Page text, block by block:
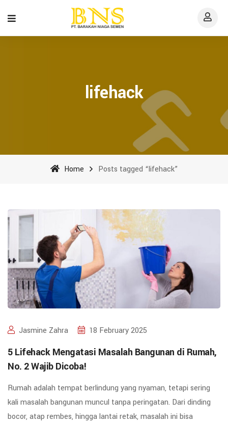
lifehack
Home Posts tagged “lifehack”
Jasmine Zahra 18 February 2025
5 Lifehack Mengatasi Masalah Bangunan di Rumah,
No. 2 Wajib Dicoba!
Rumah adalah tempat berlindung yang nyaman, tetapi sering
kali masalah bangunan muncul tanpa peringatan. Dari dinding
bocor, atap rembes, hingga lantai retak, masalah ini bisa